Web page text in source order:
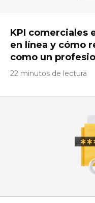
KPI comerciales
en línea y cómo
como un
22 minutos de lectura